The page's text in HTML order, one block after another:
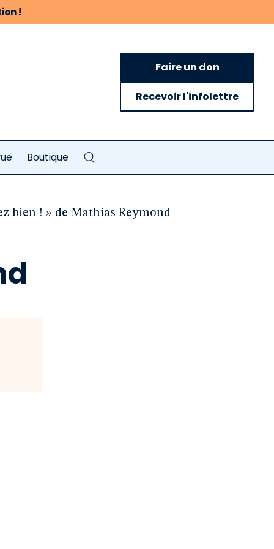
!
Faire un don
Recevoir l'infolettre
Boutique
bien ! » de Mathias Reymond